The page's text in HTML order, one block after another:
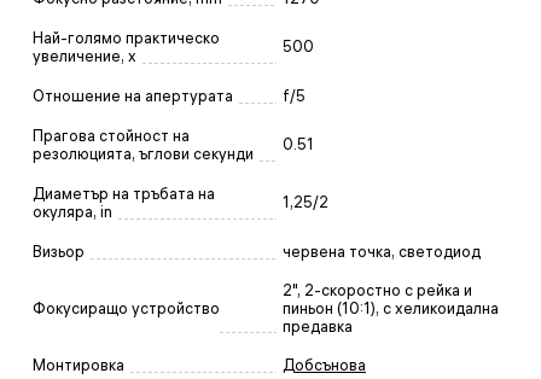
Най-голямо практическо
увеличение, x
500
Отношение на апертурата f/5
Прагова стойност на
резолюцията, ъглови секунди
0.51
Диаметър на тръбата на
окуляра, in
1,25/2
Визьор червена точка, светодиод
Фокусиращо устройство
2", 2-скоростно с рейка и
пиньон (10:1), с хеликоидална
предавка
Монтировка Добсънова